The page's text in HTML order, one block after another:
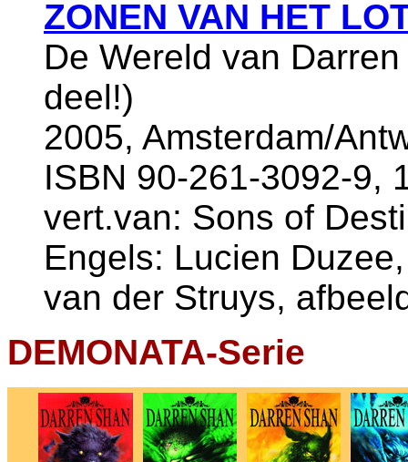
ZONEN VAN HET
De Wereld van
deel!)
2005, Amsterdam/
ISBN 90-261-3092-9,
vert.van: Sons of
Engels: Lucien
van der Struys,
DEMONATA-Serie